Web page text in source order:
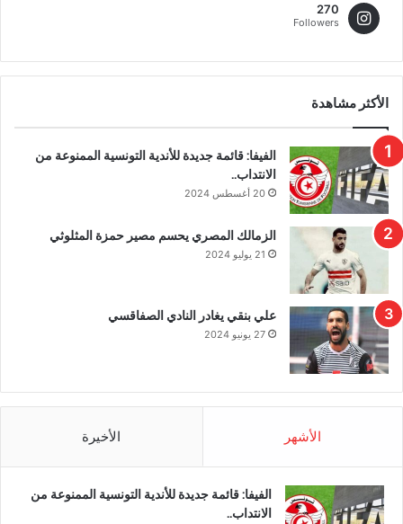
270
Followers
الأكثر مشاهدة
الفيفا: قائمة جديدة للأندية التونسية الممنوعة من
الانتداب..
20 أغسطس 2024
الزمالك المصري يحسم مصير حمزة المثلوثي
21 يوليو 2024
علي بنقي يغادر النادي الصفاقسي
27 يونيو 2024
الأشهر الأخيرة
الفيفا: قائمة جديدة للأندية التونسية الممنوعة من
الانتداب..